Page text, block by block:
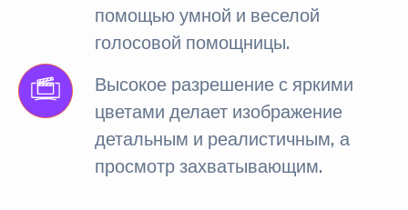
помощью умной и веселой
голосовой помощницы.
Высокое разрешение с яркими
цветами делает изображение
детальным и реалистичным, а
просмотр захватывающим.